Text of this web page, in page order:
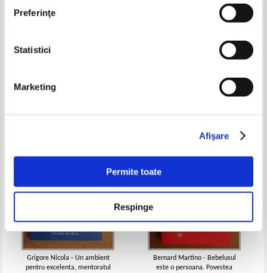
Preferinţe
Statistici
Marketing
Afişare
Permite toate
Respinge
Adaugă în coș
Shaun Belding - Cum sa faci fata
Lei
Grigore Nicola - Un ambient
pentru excelenta, mentoratul
Bernard Martino - Bebelusul
este o persoana. Povestea